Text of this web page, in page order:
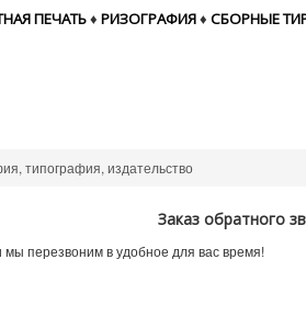
ПЕЧАТЬ♦ РИЗОГРАФИЯ♦ СБОРНЫЕ
типография, издательство
Заказ обратного
перезвоним в удобное для вас время!